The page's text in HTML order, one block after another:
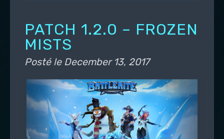
PATCH 1.2.0 – FROZEN
MISTS
Posté le December 13, 2017